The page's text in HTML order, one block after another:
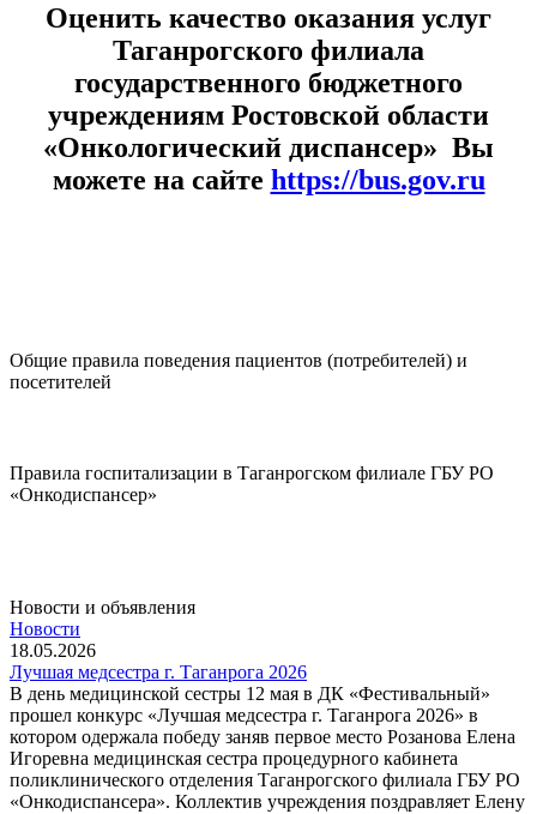
Оценить качество оказания услуг
Таганрогского филиала
государственного бюджетного
учреждениям Ростовской области
«Онкологический диспансер» Вы
можете на сайте https://bus.gov.ru
Общие правила поведения пациентов (потребителей) и
посетителей
Правила госпитализации в Таганрогском филиале ГБУ РО
«Онкодиспансер»
Новости и объявления
Новости
18.05.2026
Лучшая медсестра г. Таганрога 2026
В день медицинской сестры 12 мая в ДК «Фестивальный»
прошел конкурс «Лучшая медсестра г. Таганрога 2026» в
котором одержала победу заняв первое место Розанова Елена
Игоревна медицинская сестра процедурного кабинета
поликлинического отделения Таганрогского филиала ГБУ РО
«Онкодиспансера». Коллектив учреждения поздравляет Елену